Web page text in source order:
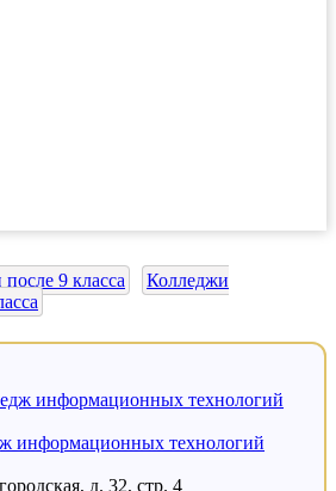
9 класса
Колледжи
информационных технологий
д. 32, стр. 4